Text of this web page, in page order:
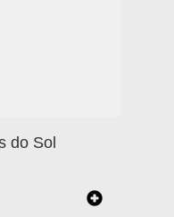
do Sol